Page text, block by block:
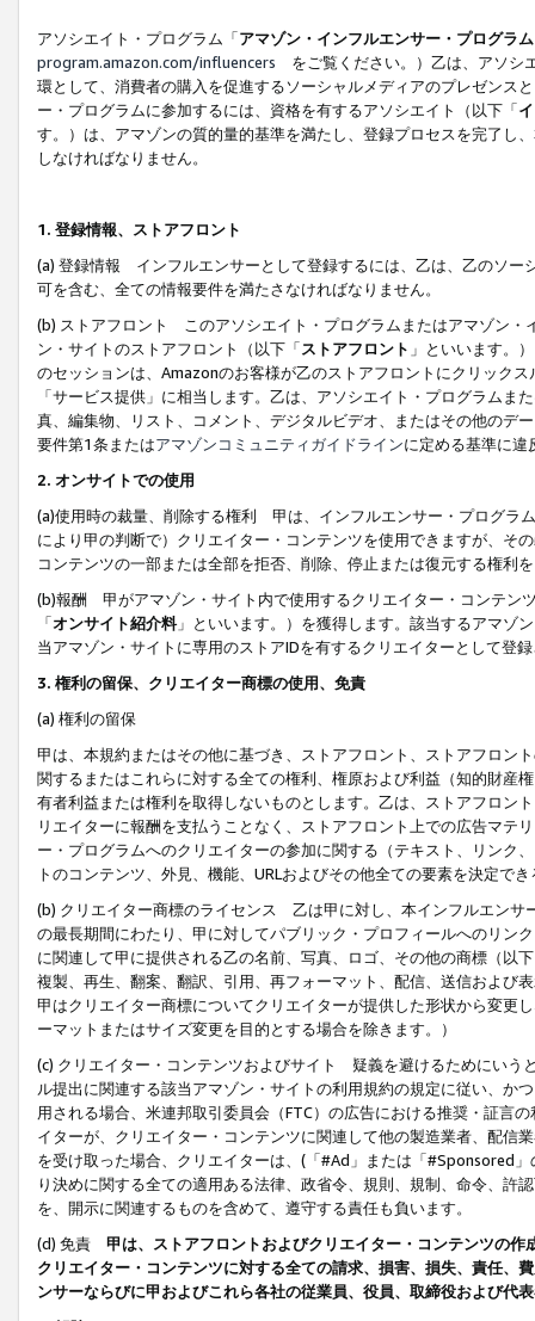
アソシエイト・プログラム「アマゾン・インフルエンサー・プログラム
program.amazon.com/influencers をご覧ください。）乙は、アソシ
環として、消費者の購入を促進するソーシャルメディアのプレゼンス
ー・プログラムに参加するには、資格を有するアソシエイト（以下「
す。）は、アマゾンの質的量的基準を満たし、登録プロセスを完了し、
しなければなりません。
1. 登録情報、ストアフロント
(a) 登録情報 インフルエンサーとして登録するには、乙は、乙のソー
可を含む、全ての情報要件を満たさなければなりません。
(b) ストアフロント このアソシエイト・プログラムまたはアマゾン・
ン・サイトのストアフロント（以下「ストアフロント 」といいます。
のセッションは、Amazonのお客様が乙のストアフロントにクリック
「サービス提供」に相当します。乙は、アソシエイト・プログラム
真、編集物、リスト、コメント、デジタルビデオ、またはその他のデ
要件第1条またはアマゾンコミュニティガイドラインに定める基準に違
2. オンサイトでの使用
(a)使用時の裁量、削除する権利 甲は、インフルエンサー・プログラ
により甲の判断で）クリエイター・コンテンツを使用できますが、そ
コンテンツの一部または全部を拒否、削除、停止または復元する権利
(b)報酬 甲がアマゾン・サイト内で使用するクリエイター・コンテン
「オンサイト紹介料」といいます。）を獲得します。該当するアマゾ
当アマゾン・サイトに専用のストアIDを有するクリエイターとして登
3. 権利の留保、クリエイター商標の使用、免責
(a) 権利の留保
甲は、本規約またはその他に基づき、ストアフロント、ストアフロン
関するまたはこれらに対する全ての権利、権原および利益（知的財産
有者利益または権利を取得しないものとします。乙は、ストアフロン
リエイターに報酬を支払うことなく、ストアフロント上での広告マテ
ー・プログラムへのクリエイターの参加に関する（テキスト、リンク
トのコンテンツ、外見、機能、URLおよびその他全ての要素を決定で
(b) クリエイター商標のライセンス 乙は甲に対し、本インフルエンサ
の最長期間にわたり、甲に対してパブリック・プロフィールへのリン
に関連して甲に提供される乙の名前、写真、ロゴ、その他の商標（以
複製、再生、翻案、翻訳、引用、再フォーマット、配信、送信および
甲はクリエイター商標についてクリエイターが提供した形状から変更
ーマットまたはサイズ変更を目的とする場合を除きます。）
(c) クリエイター・コンテンツおよびサイト 疑義を避けるためにいう
ル提出に関連する該当アマゾン・サイトの利用規約の規定に従い、か
用される場合、米連邦取引委員会（FTC）の広告における推奨・証言
イターが、クリエイター・コンテンツに関連して他の製造業者、配信
を受け取った場合、クリエイターは、(「#Ad」または「#Sponsored
り決めに関する全ての適用ある法律、政省令、規則、規制、命令、許
を、開示に関連するものを含めて、遵守する責任も負います。
(d) 免責 甲は、ストアフロントおよびクリエイター・コンテンツの
クリエイター・コンテンツに対する全ての請求、損害、損失、責任、
ンサーならびに甲およびこれら各社の従業員、役員、取締役および代